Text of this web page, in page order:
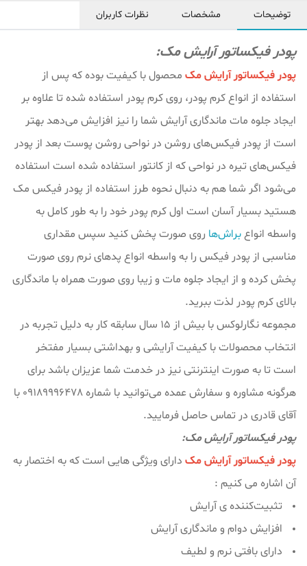
توضیحات مشخصات نظرات کاربران
پودر فیکساتور آرایش مک:
پودر فیکساتور آرایش مک محصول با کیفیت بوده که پس از
استفاده از انواع کرم پودر، روی کرم پودر استفاده شده تا علاوه بر
ایجاد جلوه مات ماندگاری آرایش شما را نیز افزایش می‌دهد بهتر
است از پودر فیکس‌های روشن در نواحی روشن پوست بعد از پودر
فیکس‌های تیره در نواحی که از کانتور استفاده شده است استفاده
می‌شود اگر شما هم به دنبال نحوه طرز استفاده از پودر فیکس مک
هستید بسیار آسان است اول کرم پودر خود را به طور کامل به
واسطه انواعبراش‌ها روی صورت پخش کنید سپس مقداری
مناسبی از پودر فیکس را به واسطه انواع پدهای نرم روی صورت
پخش کرده و از ایجاد جلوه مات و زیبا روی صورت همراه با ماندگاری
بالای کرم پودر لذت ببرید.
مجموعه نگارلوکس با بیش از ۱۵ سال سابقه کار به دلیل تجربه در
انتخاب محصولات با کیفیت آرایشی و بهداشتی بسیار مفتخر
است تا به صورت اینترنتی نیز در خدمت شما عزیزان باشد برای
هرگونه مشاوره و سفارش عمده می‌توانید با شماره 09189996478 با
آقای قادری در تماس حاصل فرمایید.
پودر فیکساتور آرایش مک:
پودر فیکساتور آرایش مک دارای ویژگی هایی است که به اختصار به
آن اشاره می کنیم :
تثبیت‌کننده ی آرایش
افزایش دوام و ماندگاری آرایش
دارای بافتی نرم و لطیف